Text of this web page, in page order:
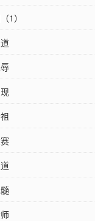
1）